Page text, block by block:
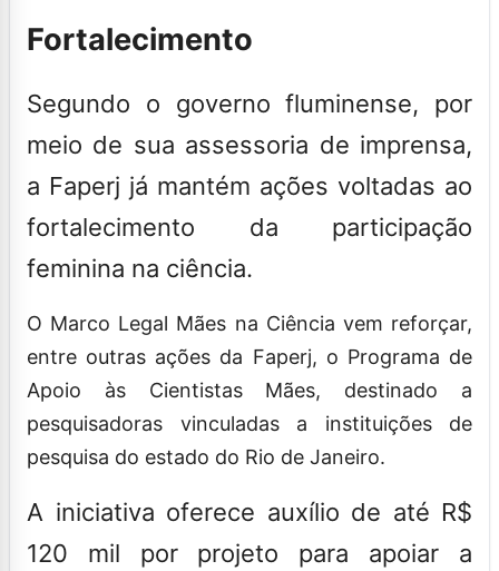
Fortalecimento
Segundo o governo fluminense, por
meio de sua assessoria de imprensa,
a Faperj já mantém ações voltadas ao
fortalecimento da participação
feminina na ciência.
O Marco Legal Mães na Ciência vem reforçar,
entre outras ações da Faperj, o Programa de
Apoio às Cientistas Mães, destinado a
pesquisadoras vinculadas a instituições de
pesquisa do estado do Rio de Janeiro.
A iniciativa oferece auxílio de até R$
120 mil por projeto para apoiar a